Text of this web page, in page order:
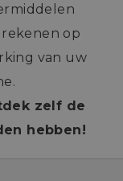
op
van uw
zelf de
hebben!